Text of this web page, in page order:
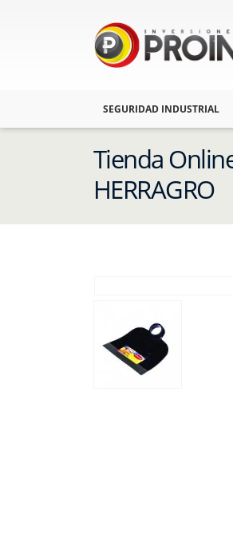
SEGURIDAD INDUSTRIAL
Tienda
HERRAGRO